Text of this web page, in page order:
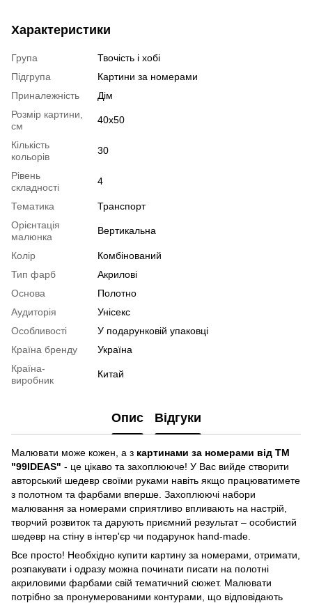
Характеристики
Група
Твочість і хобі
Підгрупа
Картини за номерами
Приналежність
Дім
Розмір картини,
см
40х50
Кількість
кольорів
30
Рівень
складності
4
Тематика
Транспорт
Орієнтація
малюнка
Вертикальна
Колір
Комбінований
Тип фарб
Акрилові
Основа
Полотно
Аудиторія
Унісекс
Особливості
У подарунковій упаковці
Країна бренду
Україна
Країна-
виробник
Китай
Опис Відгуки
Малювати може кожен, а з картинами за номерами від ТМ
"99IDEAS" - це цікаво та захоплююче! У Вас вийде створити
авторський шедевр своїми руками навіть якщо працюватимете
з полотном та фарбами вперше. Захоплюючі набори
малювання за номерами сприятливо впливають на настрій,
творчий розвиток та дарують приємний результат – особистий
шедевр на стіну в інтер'єр чи подарунок hand-made.
Все просто! Необхідно купити картину за номерами, отримати,
розпакувати і одразу можна починати писати на полотні
акриловими фарбами свій тематичний сюжет. Малювати
потрібно за пронумерованими контурами, що відповідають